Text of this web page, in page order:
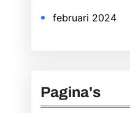
februari 2024
Pagina's